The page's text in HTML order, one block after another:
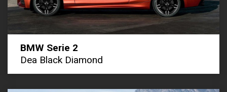
BMW Serie 2
Dea Black Diamond